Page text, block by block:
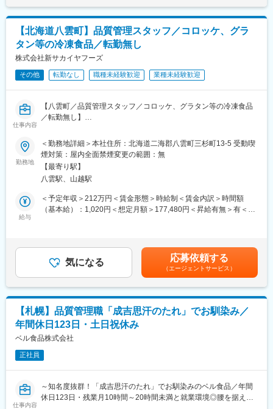
変更の範囲：当社業務全般
善の計画を策定し、工場人員への教育を徹底、会社製品の品質レ
ベルアップを図っていただきたいです。
・工場へ自ら巡視を行い、具体的な指導・アドバイスを作業者の
■配属先情報：
す。
男女比は4:6となっており、若手からベテランまで幅広い年代が活
【人員配置の状況】
・鶏卵工場：21名
・食肉加工工場：55名
・品質管理室：5名
・総務経理：4名
・受発注担当：7名
ます。その後は品質管理室内の職務内容分析と改善計画策定、品
質管理室メンバーの職務分掌の見直しから配置転換、工場内の巡
回による具体的指導・アドバイス、食品工場監査等の対応、品質
管理体制の継続的レベルアップと維持といった当社の信頼の要と
なる部分を強化していただきます。
変更の範囲：会社の定める業務
は固定手当を含めた表記です。
【北海道八雲町】品質管理スタッフ／コロッケ、グラ
タン等の冷凍食品／転勤無し
株式会社新サカイヤフーズ
その他 転勤なし 職種未経験歓迎 業種未経験歓迎
仕事内容
【八雲町／品質管理スタッフ／コロッケ、グラタン等の冷凍食品
／転勤無し】
■職務内容：
・当社の品質管理スタッフとして以下業務に従事いただきます。
■業務内容
・冷凍食品製造にかかる各工程の巡回チェック。
・各工程を終えた製品の検査・検品（形状・加熱具合など）
・製造された食品の細菌検査。
・その他付随業務
■当社について
当社が拠点を構えている北海道八雲町は、雄大な北の大地の中で
■八雲町について
八雲町は北海道の南西部にあり、日本で唯一の太平洋と日本海の
JRの特急を利用すれば函館には約1時間、札幌にも約2時間40分で
アクセス可能です。
れているという声が多く、買い物の利便性、生活インフラ、医療
や福祉の面で、ほぼ都会と同じような暮らしが実現できるという
勤務地
＜勤務地詳細＞本社住所：北海道二海郡八雲町三杉町13-5 受動喫
煙対策：屋内全面禁煙変更の範囲：無
【最寄り駅】
八雲駅、山越駅
給与
＜予定年収＞212万円＜賃金形態＞時給制＜賃金内訳＞時間額
（基本給）：1,020円＜想定月額＞177,480円＜昇給有無＞有＜残
気になる 応募依頼する
（エージェントサービス）
【札幌】品質管理職「成吉思汗のたれ」でお馴染み／
年間休日123日・土日祝休み
ベル食品株式会社
正社員
仕事内容
～知名度抜群！「成吉思汗のたれ」でお馴染みのベル食品／年間
休日123日・残業月10時間～20時間未満と就業環境◎腰を据えて